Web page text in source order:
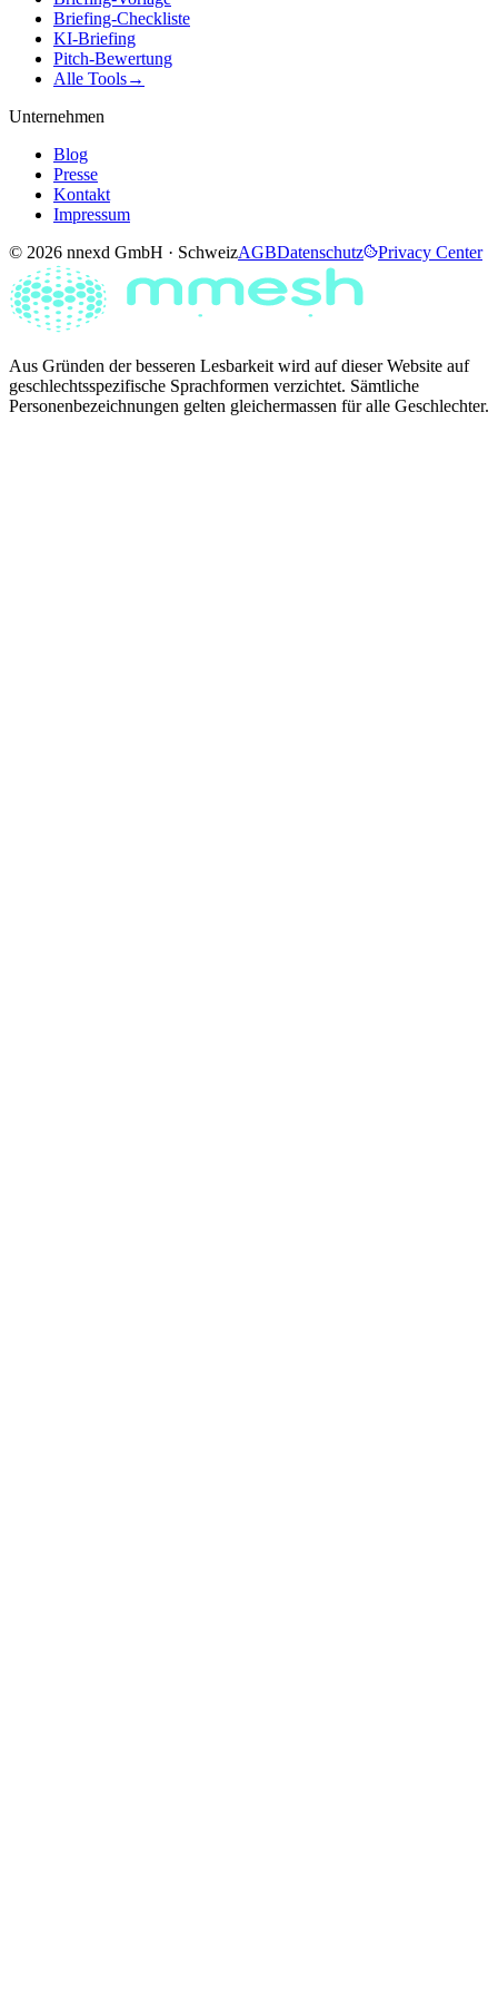
Briefing-Checkliste
KI-Briefing
Pitch-Bewertung
Alle Tools→
Unternehmen
Blog
Presse
Kontakt
Impressum
© 2026 nnexd GmbH · SchweizAGBDatenschutz Privacy Center
Aus Gründen der besseren Lesbarkeit wird auf dieser Website auf
geschlechtsspezifische Sprachformen verzichtet. Sämtliche
Personenbezeichnungen gelten gleichermassen für alle Geschlechter.